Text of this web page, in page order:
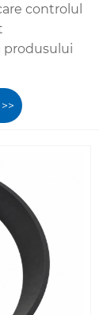
controlul
produsului